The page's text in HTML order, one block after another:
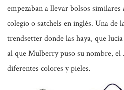
empezaban a llevar bolsos similares
colegio o satchels en inglés. Una de
trendsetter donde las haya, que
al que Mulberry puso su nombre, el
diferentes colores y pieles.